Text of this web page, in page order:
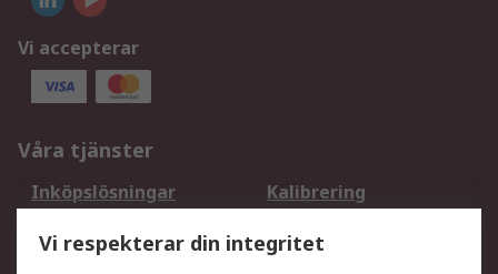
Vi accepterar
Våra tjänster
Inköpslösningar
Kalibrering
DesignSpark
Teknisk Support
Vi respekterar din integritet